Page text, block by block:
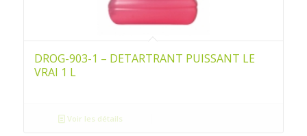
DROG-903-1 – DETARTRANT PUISSANT LE
VRAI 1 L
Voir les détails